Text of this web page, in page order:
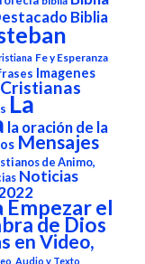
Biblia
Fe y Esperanza
Imagenes
La
la oración de la
Mensajes
de Animo,
Noticias
Empezar el
de Dios
en Video,
Audio y Texto